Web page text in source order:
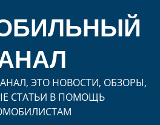
ЭТО НОВОСТИ, ОБЗОРЫ,
СТАТЬИ В ПОМОЩЬ